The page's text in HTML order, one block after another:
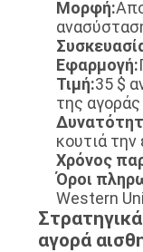
Μορφή:
Εφαρμογή:
Τιμή:35 $
της
κουτιά
Χρόνος
Όροι
Western
αγορά